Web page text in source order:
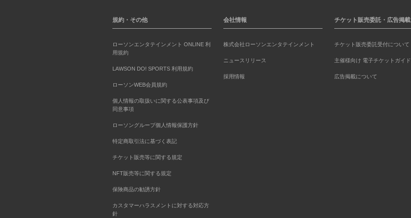
規約・その他
ローソンエンタテインメント ONLINE 利
用規約
LAWSON DO! SPORTS 利用規約
ローソンWEB会員規約
個人情報の取扱いに関する公表事項及び
同意事項
ローソングループ個人情報保護方針
特定商取引法に基づく表記
チケット販売等に関する規定
NFT販売等に関する規定
保険商品の勧誘方針
カスタマーハラスメントに対する対応方
針
会社情報
株式会社ローソンエンタテインメント
ニュースリリース
採用情報
チケット販売委託・広告掲載
チケット販売委託受付について
主催様向け 電子チケットガイド
広告掲載について